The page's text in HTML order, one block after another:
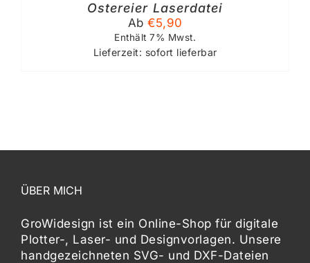
Ostereier Laserdatei
Ab €5,90
Enthält 7% Mwst.
Lieferzeit: sofort lieferbar
ÜBER MICH
GroWidesign ist ein Online-Shop für digitale
Plotter-, Laser- und Designvorlagen. Unsere
handgezeichneten SVG- und DXF-Dateien